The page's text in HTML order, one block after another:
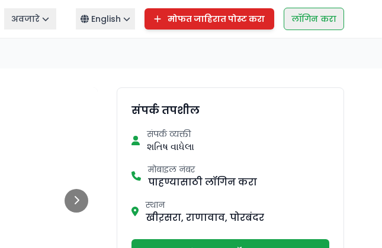
अवजारे English मोफत जाहिरात पोस्ट करा लॉगिन करा
संपर्क तपशील
संपर्क व्यक्ती
શતિષ વાધેલા
मोबाइल नंबर
पाहण्यासाठी लॉगिन करा
स्थान
खीऱसरा, राणावाव, पोरबंदर